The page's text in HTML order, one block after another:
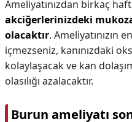
Ameliyatınızdan birkaç
akciğerlerinizdeki
olacaktır. Ameliyatınızın
içmezseniz, kanınızdaki
kolaylaşacak ve kan
olasılığı azalacaktır.
Burun ameliyatı